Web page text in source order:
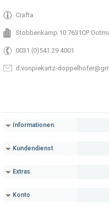
Crafta
Stobbenkamp 10 7631CP
0031 (0)541 29 4001
d.vonpiekartz-
Informationen
Kundendienst
Extras
Konto